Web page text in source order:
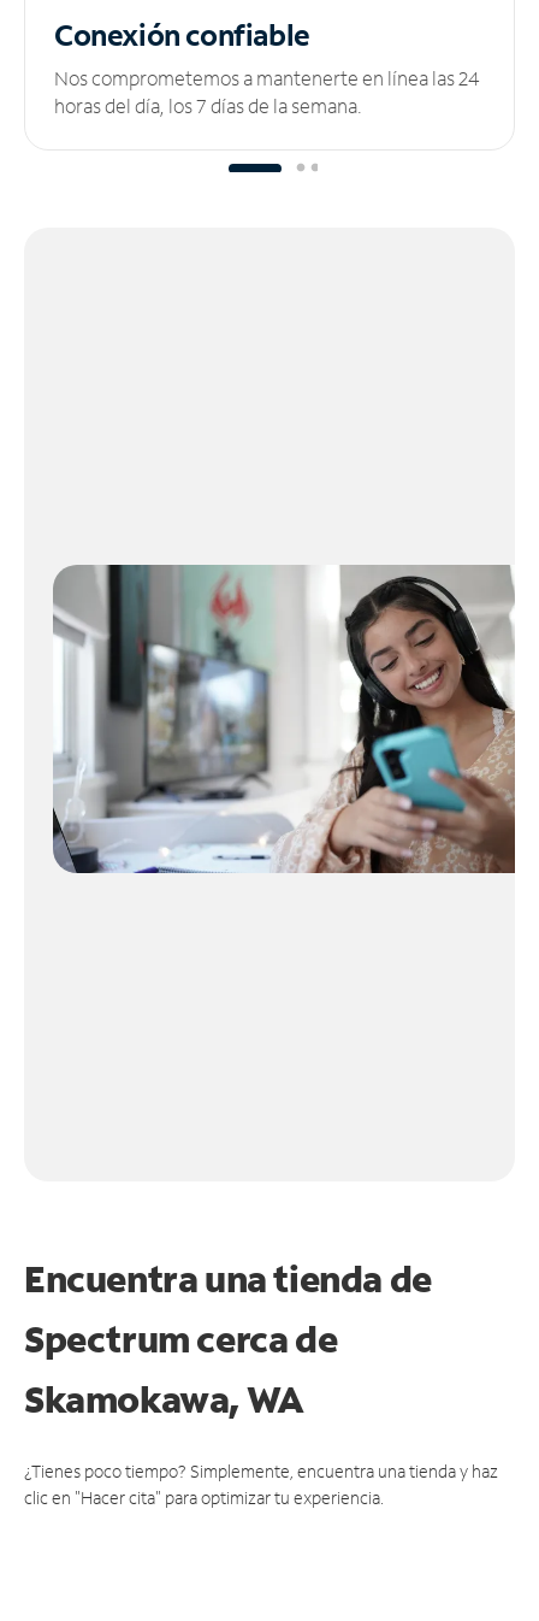
Conexión confiable
Nos comprometemos a mantenerte en línea las 24
horas del día, los 7 días de la semana.
Encuentra una tienda de
Spectrumcerca de
Skamokawa, WA
¿Tienes poco tiempo? Simplemente, encuentra una tienda y haz
clic en "Hacer cita" para optimizar tu experiencia.